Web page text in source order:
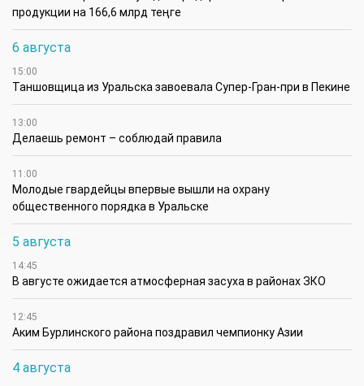
продукции на 166,6 млрд теңге
6 августа
15:00
Таншовщица из Уральска завоевала Супер-Гран-при в Пекине
13:00
Делаешь ремонт – соблюдай правила
11:00
Молодые гвардейцы впервые вышли на охрану
общественного порядка в Уральске
5 августа
14:45
В августе ожидается атмосферная засуха в районах ЗКО
12:45
Аким Бурлинского района поздравил чемпионку Азии
4 августа